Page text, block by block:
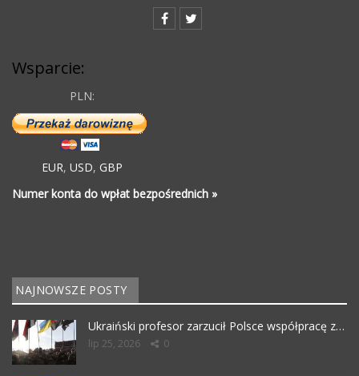
Wsparcie:
PLN:
EUR, USD, GBP
Numer konta do wpłat bezpośrednich »
NAJNOWSZE POSTY
Ukraiński profesor zarzucił Polsce współpracę z…
lip 25, 2026 0